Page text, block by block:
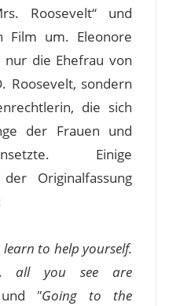
Roosevelt“ und
um. Eleonore
die Ehefrau von
Roosevelt, sondern
die sich
der Frauen und
Einige
Originalfassung
learn to help yourself.
all you see are
"Going to the